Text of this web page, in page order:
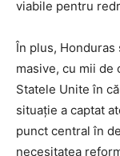
viabile pentru
În plus,
masive, cu mii de
Statele Unite în
situație a captat
punct central în
necesitatea